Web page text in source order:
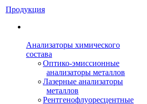
Продукция
Анализаторы химического
состава
Оптико-эмиссионные
анализаторы металлов
Лазерные анализаторы
металлов
Рентгенофлуоресцентные